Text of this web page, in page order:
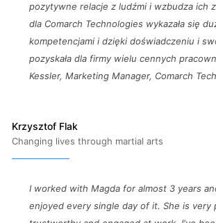
pozytywne relacje z ludźmi i wzbudza ich
dla Comarch Technologies wykazała się
kompetencjami i dzięki doświadczeniu i
pozyskała dla firmy wielu cennych
Kessler, Marketing Manager, Comarch
Krzysztof Flak
Changing lives through martial arts
I worked with Magda for almost 3 years
enjoyed every single day of it. She is very